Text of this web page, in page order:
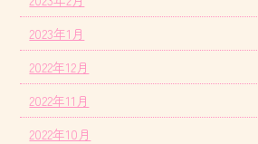
2023年1月
2022年12月
2022年11月
2022年10月